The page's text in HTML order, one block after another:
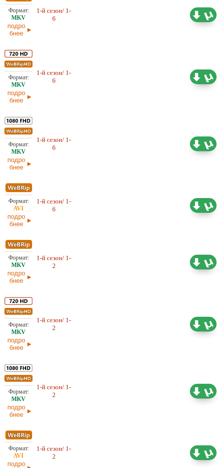
подро
бнее
1-й сезон/ 1-
6
подро
бнее
1-й сезон/ 1-
6
подро
бнее
1-й сезон/ 1-
6
подро
бнее
1-й сезон/ 1-
6
подро
бнее
1-й сезон/ 1-
2
подро
бнее
1-й сезон/ 1-
2
подро
бнее
1-й сезон/ 1-
2
подро
1-й сезон/ 1-
2